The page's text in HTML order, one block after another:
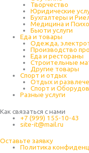
Творчество
Юридические
Бухгалтеры и
Медицина и
Бьюти услуги
Еда и товары
Одежда,
Производство
Еда и рестораны
Строительные
Другие товары
Спорт и отдых
Отдых и
Спорт и
Разные услуги
Как связаться с нами
+7 (999) 155-10-43
site-it@mail.ru
Оставьте заявку
Политика